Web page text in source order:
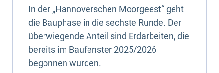
In der „Hannoverschen Moorgeest“ geht
die Bauphase in die sechste Runde. Der
überwiegende Anteil sind Erdarbeiten, die
bereits im Baufenster 2025/2026
begonnen wurden.